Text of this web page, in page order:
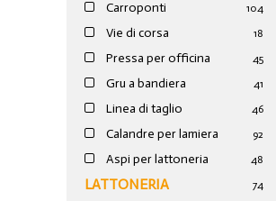
Carroponti 104
Vie di corsa 18
Pressa per officina 45
Gru a bandiera 41
Linea di taglio 46
Calandre per lamiera 92
Aspi per lattoneria 48
LATTONERIA 74